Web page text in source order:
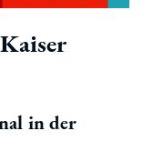
in der